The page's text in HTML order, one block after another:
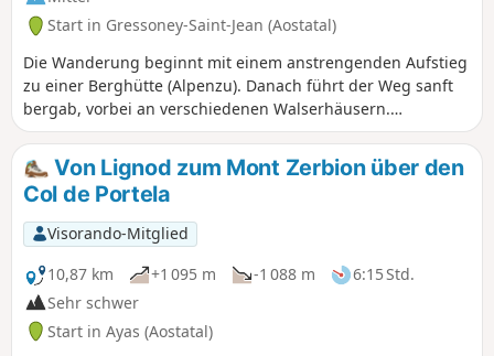
Start in Gressoney-Saint-Jean (Aostatal)
Die Wanderung beginnt mit einem anstrengenden Aufstieg
zu einer Berghütte (Alpenzu). Danach führt der Weg sanft
bergab, vorbei an verschiedenen Walserhäusern.
Unterwegs können Sie die herrliche Aussicht auf das Tal
genießen. Der Rückweg führt teilweise durch den Wald.
Von Lignod zum Mont Zerbion über den
Col de Portela
Visorando-Mitglied
10,87 km
+1 095 m -1 088 m
6:15 Std.
Sehr schwer
Start in Ayas (Aostatal)